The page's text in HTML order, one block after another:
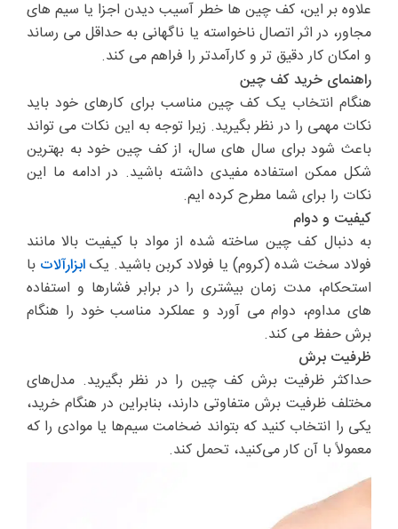
علاوه بر این، کف چین ها خطر آسیب دیدن اجزا یا سیم های
مجاور، در اثر اتصال ناخواسته یا ناگهانی به حداقل می رساند
و امکان کار دقیق تر و کارآمدتر را فراهم می کند.
راهنمای خرید کف چین
هنگام انتخاب یک کف چین مناسب برای کارهای خود باید
نکات مهمی را در نظر بگیرید. زیرا توجه به این نکات می تواند
باعث شود برای سال های سال، از کف چین خود به بهترین
شکل ممکن استفاده مفیدی داشته باشید. در ادامه ما این
نکات را برای شما مطرح کرده ایم.
کیفیت و دوام
به دنبال کف چین ساخته شده از مواد با کیفیت بالا مانند
فولاد سخت شده (کروم) یا فولاد کربن باشید. یکابزارآلات با
استحکام، مدت زمان بیشتری را در برابر فشارها و استفاده
های مداوم، دوام می آورد و عملکرد مناسب خود را هنگام
برش حفظ می کند.
ظرفیت برش
حداکثر ظرفیت برش کف چین را در نظر بگیرید. مدل‌های
مختلف ظرفیت برش متفاوتی دارند، بنابراین در هنگام خرید،
یکی را انتخاب کنید که بتواند ضخامت سیم‌ها یا موادی را که
معمولاً با آن کار می‌کنید، تحمل کند.